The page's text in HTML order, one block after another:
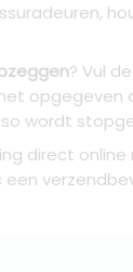
? Vul
wordt
direct